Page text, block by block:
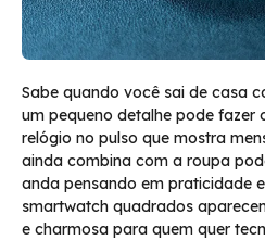
Sabe quando você sai de casa
um pequeno detalhe pode fazer
relógio no pulso que mostra
ainda combina com a roupa
anda pensando em praticidade
smartwatch quadrados
e charmosa para quem quer